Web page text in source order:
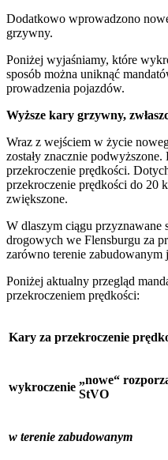
Dodatkowo wprowadzono
grzywny.
Poniżej wyjaśniamy, które
sposób można uniknąć
prowadzenia pojazdów.
Wyższe kary grzywny,
Wraz z wejściem w życie
zostały znacznie
przekroczenie prędkości.
przekroczenie prędkości do 20
zwiększone.
W dlaszym ciągu przyznawane
drogowych we Flensburgu za
zarówno terenie zabudowanym
Poniżej aktualny przegląd
przekroczeniem prędkości:
Kary za przekroczenie
wykroczenie
„nowe“
StVO
w terenie zabudowanym